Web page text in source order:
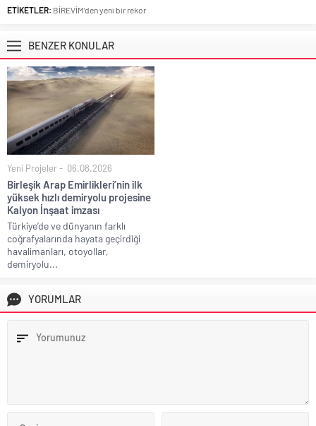
ETİKETLER: BİREVİM’den yeni bir rekor
BENZER KONULAR
Yeni Projeler 06.08.2026
Birleşik Arap Emirlikleri’nin ilk
yüksek hızlı demiryolu projesine
Kalyon İnşaat imzası
Türkiye’de ve dünyanın farklı
coğrafyalarında hayata geçirdiği
havalimanları, otoyollar,
demiryolu...
YORUMLAR